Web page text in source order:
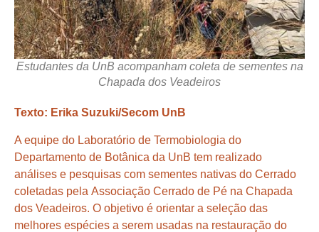
Estudantes da UnB acompanham coleta de sementes na
Chapada dos Veadeiros
Texto: Erika Suzuki/Secom UnB
A equipe do Laboratório de Termobiologia do
Departamento de Botânica da UnB tem realizado
análises e pesquisas com sementes nativas do Cerrado
coletadas pela Associação Cerrado de Pé na Chapada
dos Veadeiros. O objetivo é orientar a seleção das
melhores espécies a serem usadas na restauração do